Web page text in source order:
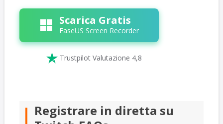
Scarica Gratis
EaseUS Screen Recorder
 Trustpilot Valutazione 4,8
Registrare in diretta su